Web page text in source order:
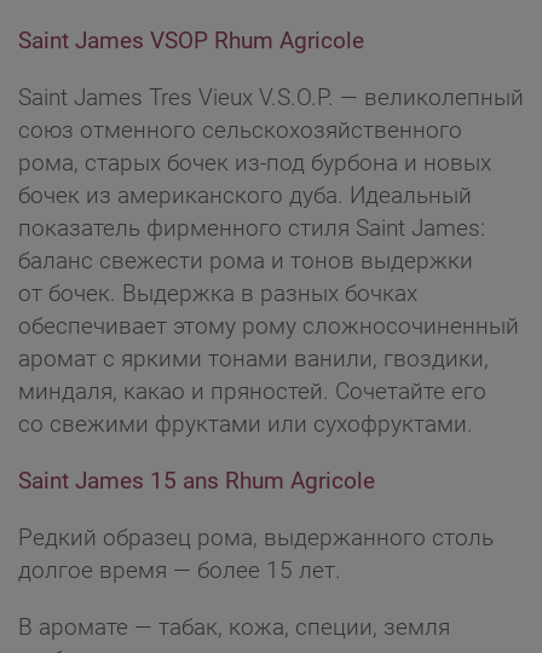
Saint James VSOP Rhum Agricole
Saint James Tres Vieux V.S.O.P. — великолепный
союз отменного сельскохозяйственного
рома, старых бочек из-под бурбона и новых
бочек из американского дуба. Идеальный
показатель фирменного стиля Saint James:
баланс свежести рома и тонов выдержки
от бочек. Выдержка в разных бочках
обеспечивает этому рому сложносочиненный
аромат с яркими тонами ванили, гвоздики,
миндаля, какао и пряностей. Сочетайте его
со свежими фруктами или сухофруктами.
Saint James 15 ans Rhum Agricole
Редкий образец рома, выдержанного столь
долгое время — более 15 лет.
В аромате — табак, кожа, специи, земля